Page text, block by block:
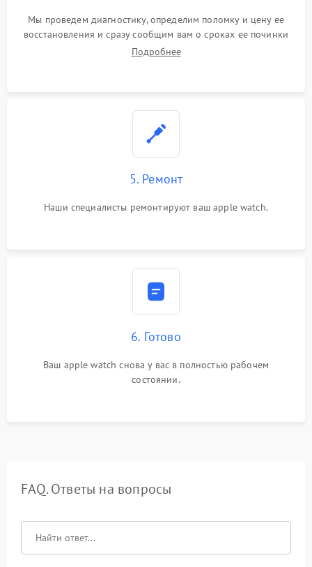
Мы проведем диагностику, определим поломку и цену ее
восстановления и сразу сообщим вам о сроках ее починки
Подробнее
5. Ремонт
Наши специалисты ремонтируют ваш apple watch.
6. Готово
Ваш apple watch снова у вас в полностью рабочем
состоянии.
FAQ. Ответы на вопросы